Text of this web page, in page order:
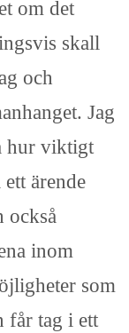
om det
skall
och
Jag
hur viktigt
ärende
också
inom
som
får tag i ett